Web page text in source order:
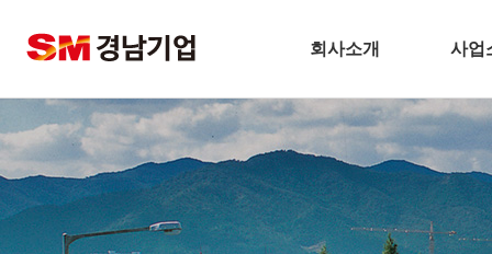
회사소개
기업개요
CEO 인사말
비전
주요연혁
사업
주택
토
플